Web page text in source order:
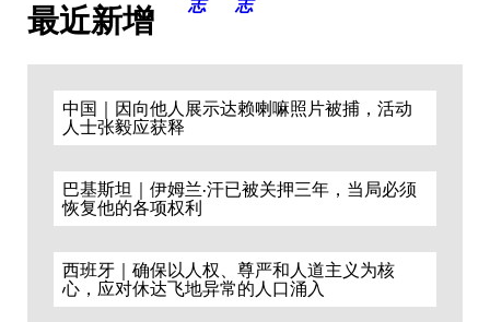
最近新增
中国｜因向他人展示达赖喇嘛照片被捕，活动
人士张毅应获释
巴基斯坦｜伊姆兰·汗已被关押三年，当局必须
恢复他的各项权利
西班牙｜确保以人权、尊严和人道主义为核
心，应对休达飞地异常的人口涌入